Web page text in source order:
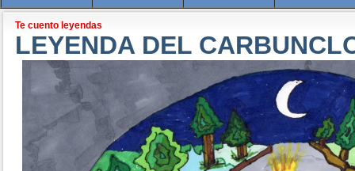
Te cuento leyendas
LEYENDA DEL